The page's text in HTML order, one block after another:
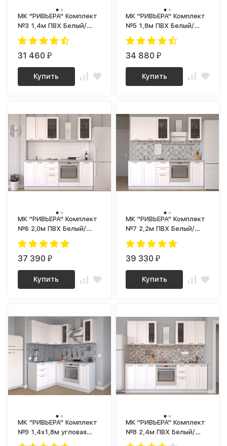
МК "РИВЬЕРА" Комплект
№3 1,4м ПВХ Белый/
корпус Супербелый
(1181 Ш)
31 460₽
Купить
МК "РИВЬЕРА" Комплект
№5 1,8м ПВХ Белый/
корпус Супербелый
(1181 Ш)
34 880₽
Купить
МК "РИВЬЕРА" Комплект
№6 2,0м ПВХ Белый/
корпус Супербелый
(1181 Ш)
37 390₽
Купить
МК "РИВЬЕРА" Комплект
№7 2,2м ПВХ Белый/
корпус Супербелый
(1181 Ш)
39 330₽
Купить
МК "РИВЬЕРА" Комплект
№9 1,4х1,8м угловая
ПВХ Белый/ корпус
МК "РИВЬЕРА" Комплект
№8 2,4м ПВХ Белый/
корпус Супербелый